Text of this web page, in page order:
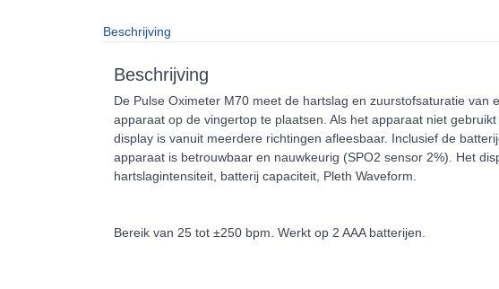
Beschrijving
Beschrijving
De Pulse Oximeter M70 meet de hartslag en zuurstofsaturatie van
apparaat op de vingertop te plaatsen. Als het apparaat niet
display is vanuit meerdere richtingen afleesbaar. Inclusief de
apparaat is betrouwbaar en nauwkeurig (SPO2 sensor 2%). Het
hartslagintensiteit, batterij capaciteit, Pleth Waveform.
Bereik van 25 tot ±250 bpm. Werkt op 2 AAA batterijen.